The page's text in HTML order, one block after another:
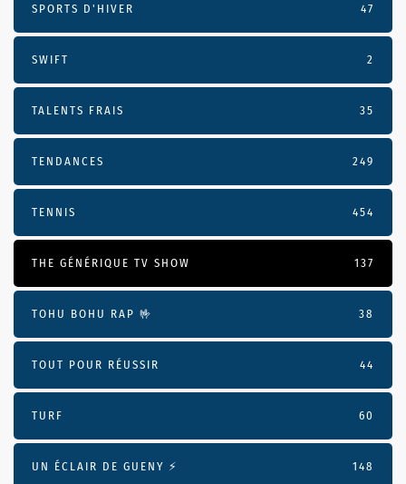
SPORTS D'HIVER 47
SWIFT 2
TALENTS FRAIS 35
TENDANCES 249
TENNIS 454
THE GÉNÉRIQUE TV SHOW 137
TOHU BOHU RAP 🤟 38
TOUT POUR RÉUSSIR 44
TURF 60
UN ÉCLAIR DE GUENY ⚡️ 148